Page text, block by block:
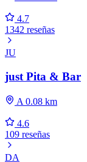
4.7
1342 reseñas
JU
just Pita & Bar
A 0.08 km
4.6
109 reseñas
DA